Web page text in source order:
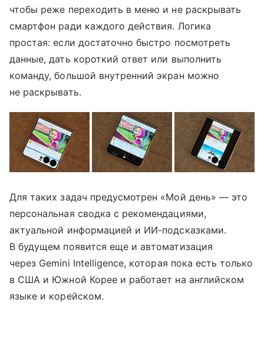
чтобы реже переходить в меню и не раскрывать
смартфон ради каждого действия. Логика
простая: если достаточно быстро посмотреть
данные, дать короткий ответ или выполнить
команду, большой внутренний экран можно
не раскрывать.
Для таких задач предусмотрен «Мой день» — это
персональная сводка с рекомендациями,
актуальной информацией и ИИ-подсказками.
В будущем появится еще и автоматизация
через Gemini Intelligence, которая пока есть только
в США и Южной Корее и работает на английском
языке и корейском.